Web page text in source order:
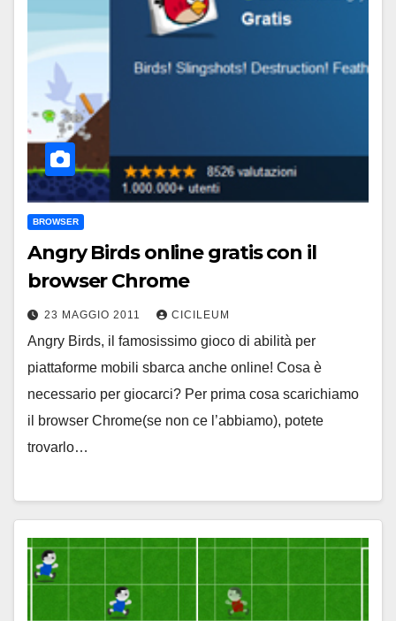
BROWSER
Angry Birds online gratis con il
browser Chrome
23 MAGGIO 2011 CICILEUM
Angry Birds, il famosissimo gioco di abilità per
piattaforme mobili sbarca anche online! Cosa è
necessario per giocarci? Per prima cosa scarichiamo
il browser Chrome(se non ce l’abbiamo), potete
trovarlo…